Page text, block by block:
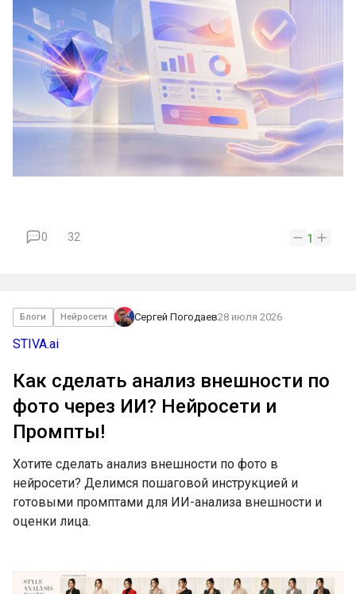
0 32 1
Блоги Нейросети Сергей Погодаев28 июля 2026
STIVA.ai
Как сделать анализ внешности по
фото через ИИ? Нейросети и
Промпты!
Хотите сделать анализ внешности по фото в
нейросети? Делимся пошаговой инструкцией и
готовыми промптами для ИИ-анализа внешности и
оценки лица.